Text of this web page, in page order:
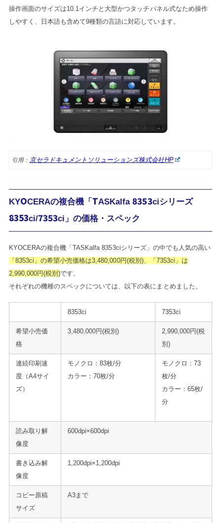
操作画面のサイズは10.1インチと大型かつタッチパネル式なため操作
しやすく、日本語も含めて9種類の言語に対応しています。
引用： 京セラドキュメントソリューションズ株式会社HP
KYOCERAの複合機「TASKalfa 8353ciシリーズ
8353ci/7353ci」の価格・スペック
KYOCERAの複合機「TASKalfa 8353ciシリーズ」の中でも人気の高い
「8353ci」の希望小売価格は3,480,000円(税別)、「7353ci」は
2,990,000円(税別)です。
それぞれの機種のスペックについては、以下の表にまとめました。
8353ci 7353ci
希望小売価
格
3,480,000円(税別)
2,990,000円(税
別)
連続印刷速
度（A4サイ
ズ）
モノクロ：83枚/分
カラー：70枚/分
モノクロ：73
枚/分
カラー：65枚/
分
読み取り解
像度
600dpi×600dpi
書き込み解
像度
1,200dpi×1,200dpi
コピー原稿
サイズ
A3まで